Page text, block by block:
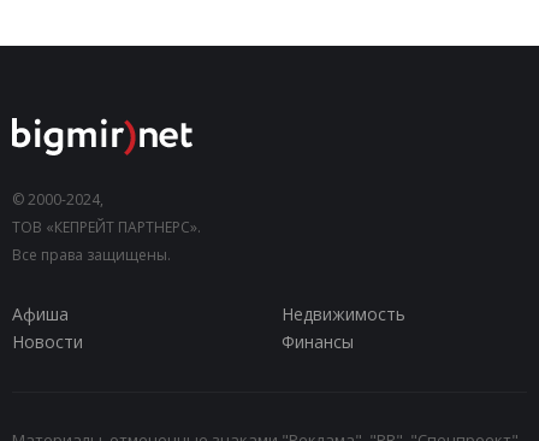
© 2000-2024,
ТОВ «КЕПРЕЙТ ПАРТНЕРС».
Все права защищены.
Афиша
Недвижимость
Новости
Финансы